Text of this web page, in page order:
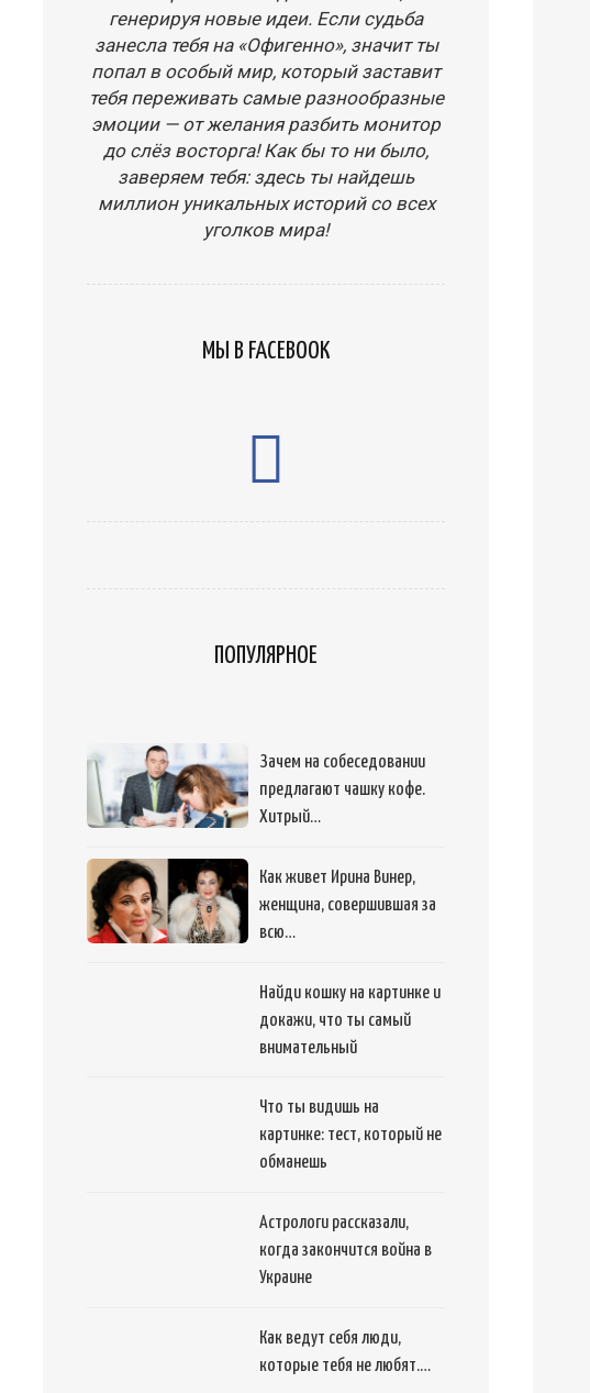
генерируя новые идеи. Если судьба
занесла тебя на «Офигенно», значит ты
попал в особый мир, который заставит
тебя переживать самые разнообразные
эмоции — от желания разбить монитор
до слёз восторга! Как бы то ни было,
заверяем тебя: здесь ты найдешь
миллион уникальных историй со всех
уголков мира!
МЫ В FACEBOOK
ПОПУЛЯРНОЕ
Зачем на собеседовании
предлагают чашку кофе.
Хитрый…
Как живет Ирина Винер,
женщина, совершившая за
всю…
Найди кошку на картинке и
докажи, что ты самый
внимательный
Что ты видишь на
картинке: тест, который не
обманешь
Астрологи рассказали,
когда закончится война в
Украине
Как ведут себя люди,
которые тебя не любят.…